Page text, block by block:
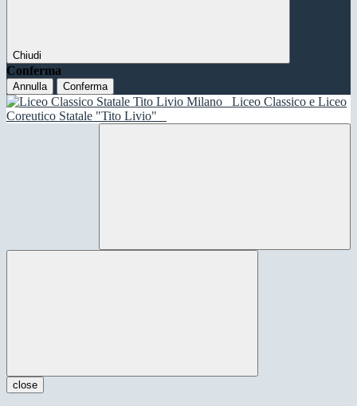
Chiudi
Conferma
Annulla Conferma
Liceo Classico e Liceo
Coreutico Statale "Tito Livio"
close